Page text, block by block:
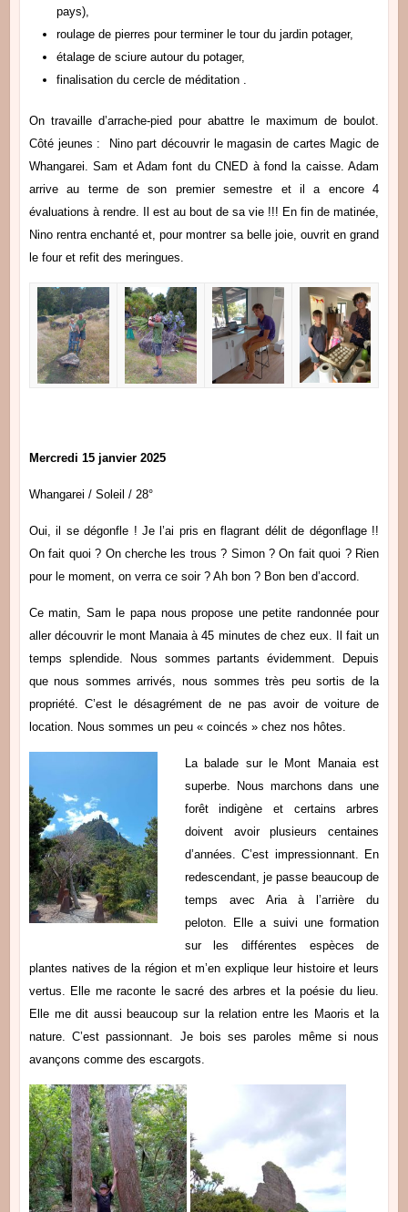
pays),
roulage de pierres pour terminer le tour du jardin potager,
étalage de sciure autour du potager,
finalisation du cercle de méditation .
On travaille d’arrache-pied pour abattre le maximum de boulot.
Côté jeunes : Nino part découvrir le magasin de cartes Magic de
Whangarei. Sam et Adam font du CNED à fond la caisse. Adam
arrive au terme de son premier semestre et il a encore 4
évaluations à rendre. Il est au bout de sa vie !!! En fin de matinée,
Nino rentra enchanté et, pour montrer sa belle joie, ouvrit en grand
le four et refit des meringues.
Mercredi 15 janvier 2025
Whangarei / Soleil / 28°
Oui, il se dégonfle ! Je l’ai pris en flagrant délit de dégonflage !!
On fait quoi ? On cherche les trous ? Simon ? On fait quoi ? Rien
pour le moment, on verra ce soir ? Ah bon ? Bon ben d’accord.
Ce matin, Sam le papa nous propose une petite randonnée pour
aller découvrir le mont Manaia à 45 minutes de chez eux. Il fait un
temps splendide. Nous sommes partants évidemment. Depuis
que nous sommes arrivés, nous sommes très peu sortis de la
propriété. C’est le désagrément de ne pas avoir de voiture de
location. Nous sommes un peu « coincés » chez nos hôtes.
La balade sur le Mont Manaia est
superbe. Nous marchons dans une
forêt indigène et certains arbres
doivent avoir plusieurs centaines
d’années. C’est impressionnant. En
redescendant, je passe beaucoup de
temps avec Aria à l’arrière du
peloton. Elle a suivi une formation
sur les différentes espèces de
plantes natives de la région et m’en explique leur histoire et leurs
vertus. Elle me raconte le sacré des arbres et la poésie du lieu.
Elle me dit aussi beaucoup sur la relation entre les Maoris et la
nature. C’est passionnant. Je bois ses paroles même si nous
avançons comme des escargots.